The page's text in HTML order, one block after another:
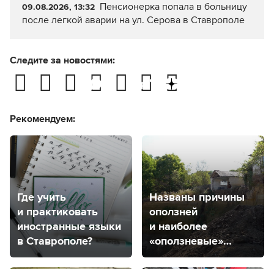
09.08.2026, 13:32 Пенсионерка попала в больницу
после легкой аварии на ул. Серова в Ставрополе
Следите за новостями:
Рекомендуем:
Где учить
и практиковать
иностранные языки
в Ставрополе?
Названы причины
оползней
и наиболее
«оползневые»
районы